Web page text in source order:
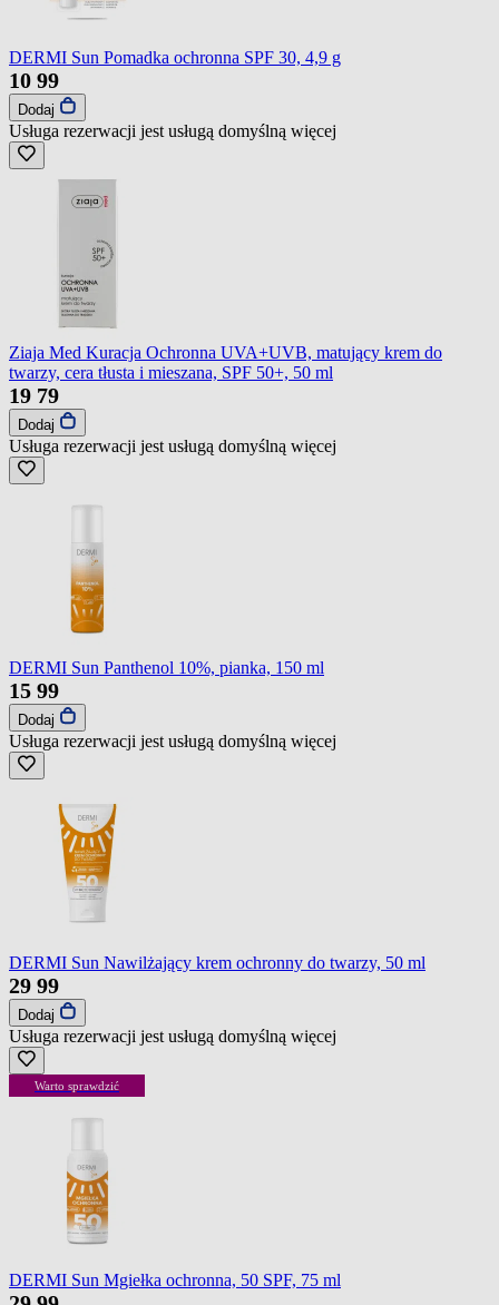
DERMI Sun Pomadka ochronna SPF 30, 4,9 g
10 99
Dodaj
Usługa rezerwacji jest usługą domyślną więcej
Ziaja Med Kuracja Ochronna UVA+UVB, matujący krem do
twarzy, cera tłusta i mieszana, SPF 50+, 50 ml
19 79
Dodaj
Usługa rezerwacji jest usługą domyślną więcej
DERMI Sun Panthenol 10%, pianka, 150 ml
15 99
Dodaj
Usługa rezerwacji jest usługą domyślną więcej
DERMI Sun Nawilżający krem ochronny do twarzy, 50 ml
29 99
Dodaj
Usługa rezerwacji jest usługą domyślną więcej
Warto sprawdzić
DERMI Sun Mgiełka ochronna, 50 SPF, 75 ml